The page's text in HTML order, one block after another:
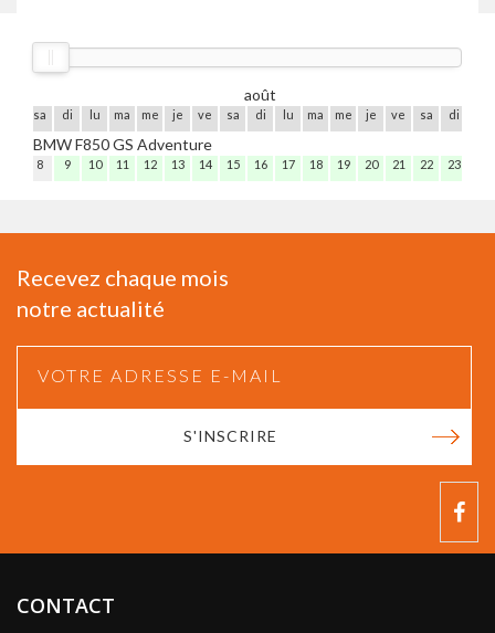
août
sa di lu ma me je ve sa di lu ma me je ve sa di
BMW F850 GS Adventure
8 9 10 11 12 13 14 15 16 17 18 19 20 21 22 23
Recevez chaque mois
notre actualité
S'INSCRIRE
CONTACT